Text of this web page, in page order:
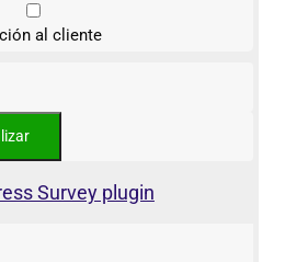
al cliente
Survey plugin